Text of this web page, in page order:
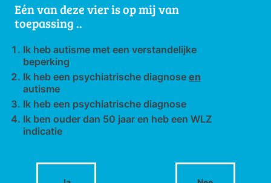
Eén van deze vier is op mij van
toepassing ..
Ik heb autisme met een verstandelijke
beperking
Ik heb een psychiatrische diagnose en
autisme
Ik heb een psychiatrische diagnose
Ik ben ouder dan 50 jaar en heb een WLZ
indicatie